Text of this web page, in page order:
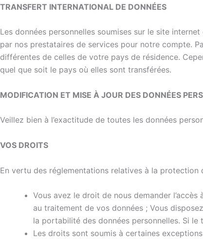
TRANSFERT INTERNATIONAL DE DONNÉES
Les données personnelles soumises sur le site
par nos prestataires de services pour notre compte.
différentes de celles de votre pays de résidence.
quel que soit le pays où elles sont transférées.
MODIFICATION ET MISE À JOUR DES DONNÉES
Veillez bien à l’exactitude de toutes les données
VOS DROITS
En vertu des réglementations relatives à la
Vous avez le droit de nous demander
au traitement de vos données ; Vous
la portabilité des données personnelles. Si
Les droits sont soumis à certaines